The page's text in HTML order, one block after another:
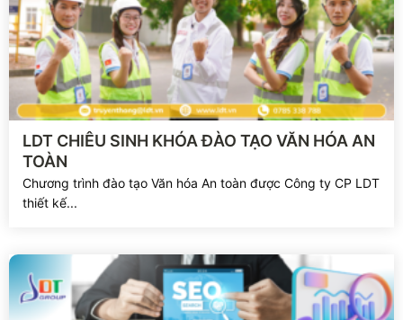
Xem chi tiết
LDT CHIÊU SINH KHÓA ĐÀO TẠO VĂN HÓA AN
TOÀN
Chương trình đào tạo Văn hóa An toàn được Công ty CP LDT
thiết kế...